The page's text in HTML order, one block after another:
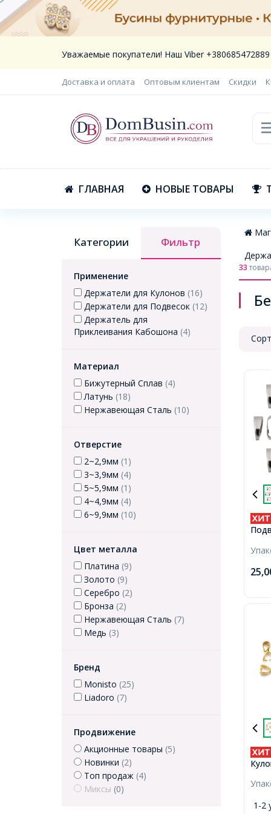
Уважаемые покупатели! Наш Viber
Доставка и оплата Оптовым клиентам Скидки
ГЛАВНАЯ НОВЫЕ ТОВАРЫ
Категории Фильтр
Применение
Держатели для Кулонов (16)
Держатели для Подвесок (12)
Держатель для
Приклеивания Кабошона (4)
Материал
Бижутерный Сплав (4)
Латунь (18)
Нержавеющая Сталь (10)
Отверстие
2~2,9мм (1)
3~3,9мм (4)
5~5,9мм (1)
4~4,9мм (4)
6~9,9мм (10)
Цвет металла
Платина (9)
Золото (9)
Серебро (2)
Бронза (2)
Нержавеющая Сталь (7)
Медь (3)
Бренд
Monisto (25)
Liadoro (7)
Продвижение
Акционные товары (5)
Новинки (2)
Топ продаж (4)
Миксы (0)
33
1-2